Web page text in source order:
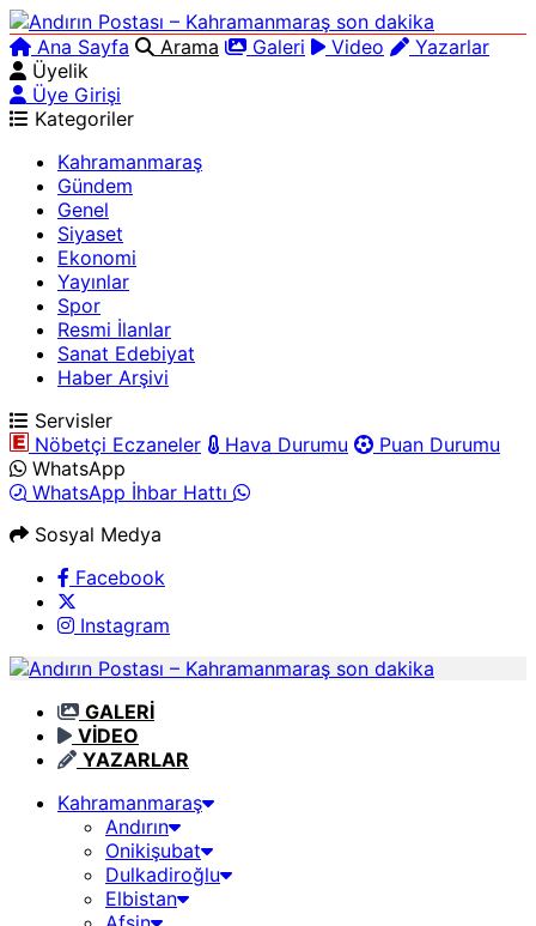
Ana Sayfa Arama Galeri Video
Yazarlar
Üyelik
Üye Girişi
Kategoriler
Kahramanmaraş
Gündem
Genel
Siyaset
Ekonomi
Yayınlar
Spor
Resmi İlanlar
Sanat Edebiyat
Haber Arşivi
Servisler
Nöbetçi Eczaneler
Hava Durumu
Puan Durumu
WhatsApp
WhatsApp İhbar Hattı
Sosyal Medya
Facebook
Instagram
GALERİ
VİDEO
YAZARLAR
Kahramanmaraş
Andırın
Onikişubat
Dulkadiroğlu
Elbistan